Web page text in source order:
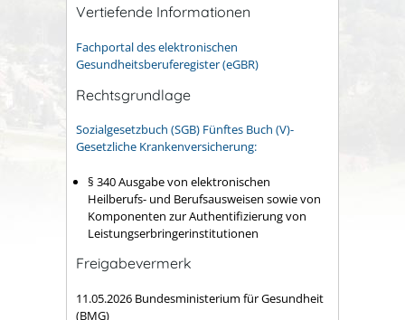
Vertiefende Informationen
Fachportal des elektronischen
Gesundheitsberuferegister (eGBR)
Rechtsgrundlage
Sozialgesetzbuch (SGB) Fünftes Buch (V)-
Gesetzliche Krankenversicherung:
§ 340 Ausgabe von elektronischen
Heilberufs- und Berufsausweisen sowie von
Komponenten zur Authentifizierung von
Leistungserbringerinstitutionen
Freigabevermerk
11.05.2026 Bundesministerium für Gesundheit
(BMG)